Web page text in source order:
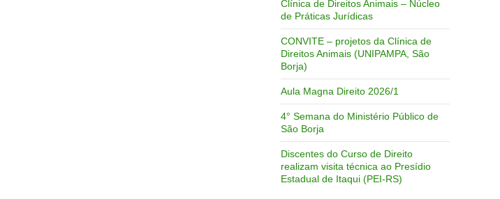
Clínica de Direitos Animais – Núcleo
de Práticas Jurídicas
CONVITE – projetos da Clínica de
Direitos Animais (UNIPAMPA, São
Borja)
Aula Magna Direito 2026/1
4° Semana do Ministério Público de
São Borja
Discentes do Curso de Direito
realizam visita técnica ao Presídio
Estadual de Itaqui (PEI-RS)